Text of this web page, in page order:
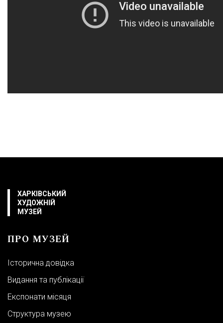
Виставкова зала ХХМ:
м. Харків, вул. Жон Мироносиць, 9
ХАРКІВСЬКИЙ
ХУДОЖНІЙ
МУЗЕЙ
ПРО МУЗЕЙ
Історична довідка
Видання та публікації
Експонати місяця
Структура музею